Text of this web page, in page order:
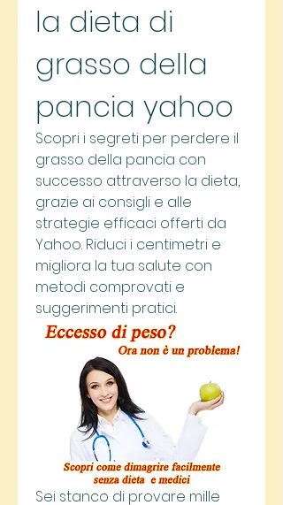
la dieta di
grasso della
pancia yahoo
Scopri i segreti per perdere il
grasso della pancia con
successo attraverso la dieta,
grazie ai consigli e alle
strategie efficaci offerti da
Yahoo. Riduci i centimetri e
migliora la tua salute con
metodi comprovati e
suggerimenti pratici.
Sei stanco di provare mille